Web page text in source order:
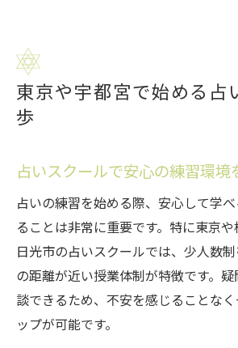
占いスクールで自分らしい
イント
自分の強みを活かす占いス
占いスクールで自分らしさ
占い練習で自信を持つため
本格的な占い練習なら宇都宮・
東京や宇都宮で始める占
歩
占いスクールで安心の練習環境
占いの練習を始める際、安心して学
ることは非常に重要です。特に東京や
日光市の占いスクールでは、少人数
の距離が近い授業体制が特徴です。
談できるため、不安を感じることな
ップが可能です。